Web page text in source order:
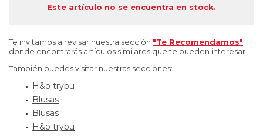
Este artículo no se encuentra en stock.
Te invitamos a revisar nuestra sección "Te Recomendamos"
donde encontrarás artículos similares que te pueden interesar.
También puedes visitar nuestras secciones:
H&o trybu
Blusas
Blusas
H&o trybu